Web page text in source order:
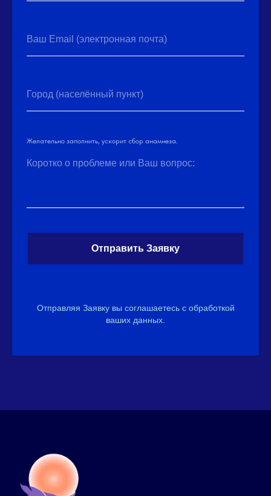
Ваш Email (электронная почта)
Город (населённый пункт)
Желательно заполнить, ускорит сбор анамнеза.
Коротко о проблеме или Ваш вопрос:
Отправить Заявку
Отправляя Заявку вы соглашаетесь с обработкой
ваших данных.